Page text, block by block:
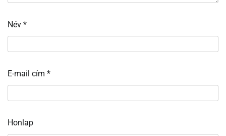
Név *
E-mail cím *
Honlap